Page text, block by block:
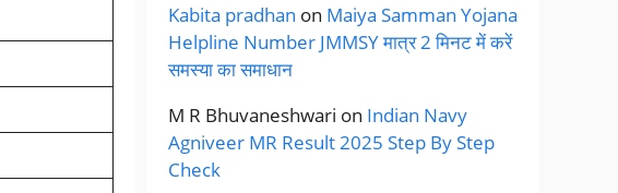
Kabita pradhan on Maiya Samman Yojana
Helpline Number JMMSY मात्र 2 मिनट में करें
समस्या का समाधान
M R Bhuvaneshwari on Indian Navy
Agniveer MR Result 2025 Step By Step
Check